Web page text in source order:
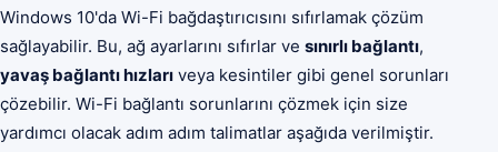
Windows 10'da Wi-Fi bağdaştırıcısını sıfırlamak çözüm
sağlayabilir. Bu, ağ ayarlarını sıfırlar ve sınırlı bağlantı,
yavaş bağlantı hızları veya kesintiler gibi genel sorunları
çözebilir. Wi-Fi bağlantı sorunlarını çözmek için size
yardımcı olacak adım adım talimatlar aşağıda verilmiştir.